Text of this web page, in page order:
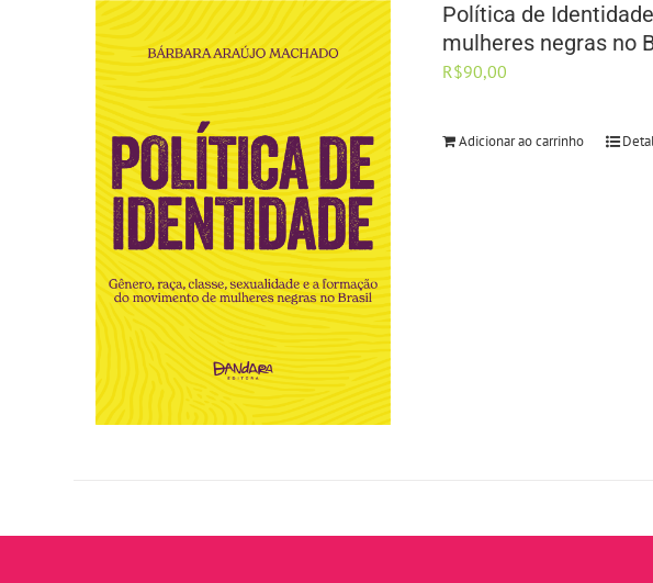
Política de
mulheres negras no
R$90,00
Adicionar ao carrinho